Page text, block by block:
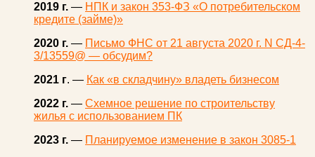
2019 г. — НПК и закон 353-ФЗ «О потребительском
кредите (займе)»
2020 г. — Письмо ФНС от 21 августа 2020 г. N СД-4-
3/13559@ — обсудим?
2021 г. — Как «в складчину» владеть бизнесом
2022 г. — Схемное решение по строительству
жилья с использованием ПК
2023 г. — Планируемое изменение в закон 3085-1